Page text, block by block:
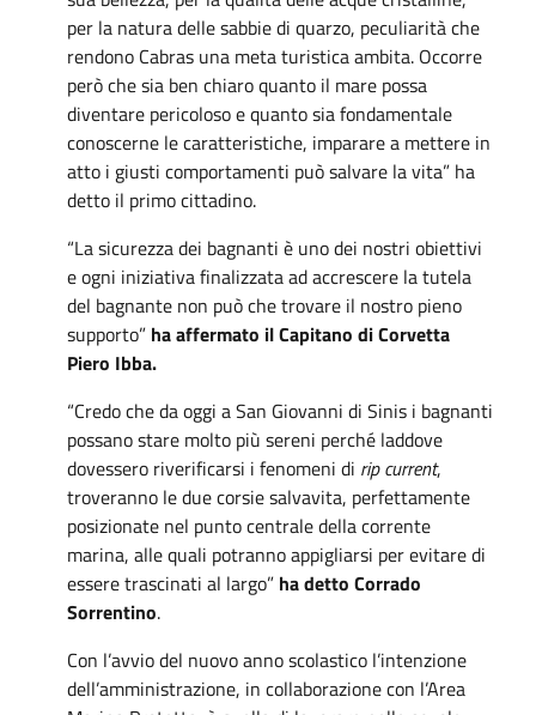
per la natura delle sabbie di quarzo, peculiarità che
rendono Cabras una meta turistica ambita. Occorre
però che sia ben chiaro quanto il mare possa
diventare pericoloso e quanto sia fondamentale
conoscerne le caratteristiche, imparare a mettere in
atto i giusti comportamenti può salvare la vita” ha
detto il primo cittadino.
“La sicurezza dei bagnanti è uno dei nostri obiettivi
e ogni iniziativa finalizzata ad accrescere la tutela
del bagnante non può che trovare il nostro pieno
supporto” ha affermato il Capitano di Corvetta
Piero Ibba.
“Credo che da oggi a San Giovanni di Sinis i bagnanti
possano stare molto più sereni perché laddove
dovessero riverificarsi i fenomeni di rip current,
troveranno le due corsie salvavita, perfettamente
posizionate nel punto centrale della corrente
marina, alle quali potranno appigliarsi per evitare di
essere trascinati al largo” ha detto Corrado
Sorrentino.
Con l’avvio del nuovo anno scolastico l’intenzione
dell’amministrazione, in collaborazione con l’Area